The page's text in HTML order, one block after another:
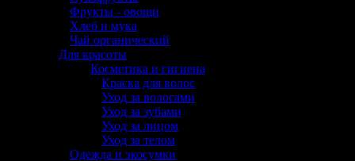
Фрукты - овощи
Хлеб и мука
Чай органический
Для красоты
Косметика и гигиена
Краска для волос
Уход за волосами
Уход за зубами
Уход за лицом
Уход за телом
Одежда и экосумки